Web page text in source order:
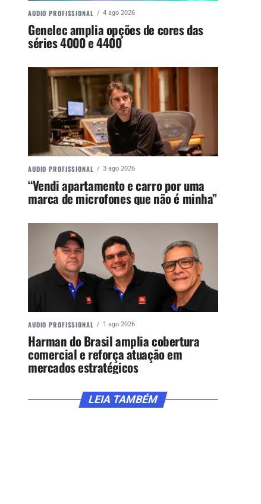
AUDIO PROFISSIONAL 4 ago 2026
Genelec amplia opções de cores das
séries 4000 e 4400
AUDIO PROFISSIONAL 3 ago 2026
“Vendi apartamento e carro por uma
marca de microfones que não é minha”
AUDIO PROFISSIONAL 1 ago 2026
Harman do Brasil amplia cobertura
comercial e reforça atuação em
mercados estratégicos
LEIA TAMBÉM